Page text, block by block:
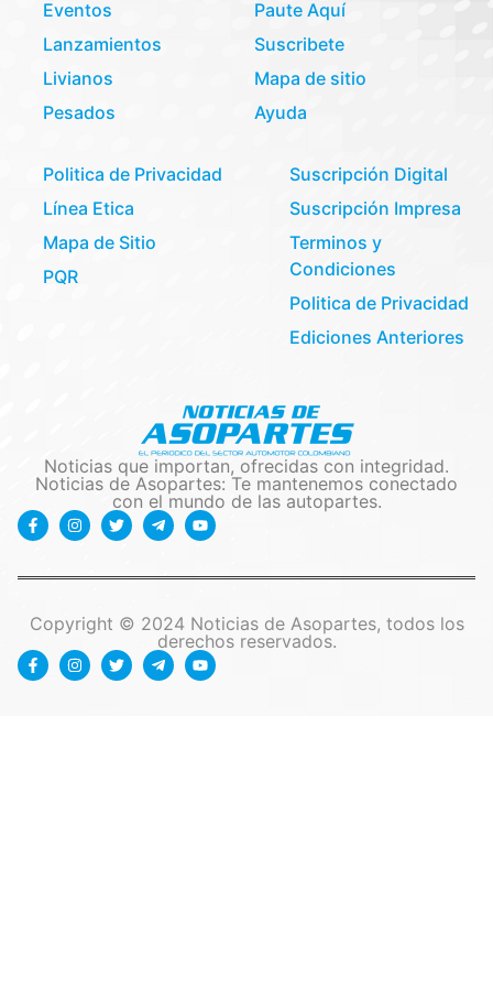
Eventos
Lanzamientos
Livianos
Pesados
Paute Aquí
Suscribete
Mapa de sitio
Ayuda
Politica de Privacidad
Línea Etica
Mapa de Sitio
PQR
Suscripción Digital
Suscripción Impresa
Terminos y
Condiciones
Politica de Privacidad
Ediciones Anteriores
Noticias que importan, ofrecidas con integridad.
Noticias de Asopartes: Te mantenemos conectado
con el mundo de las autopartes.
Copyright © 2024 Noticias de Asopartes, todos los
derechos reservados.